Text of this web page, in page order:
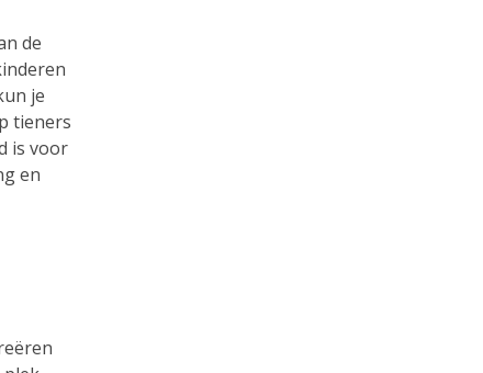
de
je
tieners
is voor
en